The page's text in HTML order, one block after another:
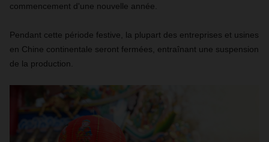
commencement d'une nouvelle année.
Pendant cette période festive, la plupart des entreprises et usines
en Chine continentale seront fermées, entraînant une suspension
de la production.